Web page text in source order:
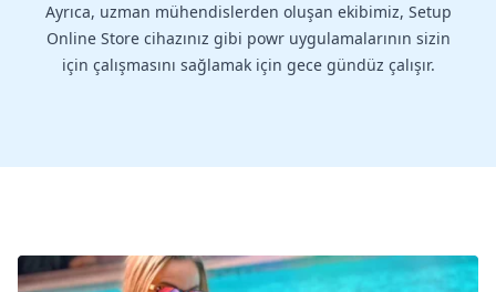
Ayrıca, uzman mühendislerden oluşan ekibimiz, Setup
Online Store cihazınız gibi powr uygulamalarının sizin
için çalışmasını sağlamak için gece gündüz çalışır.